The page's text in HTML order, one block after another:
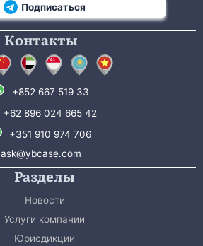
Подписаться
Контакты
+852 667 519 33
+62 896 024 665 42
+351 910 974 706
ask@ybcase.com
Разделы
Новости
Услуги компании
Юрисдикции